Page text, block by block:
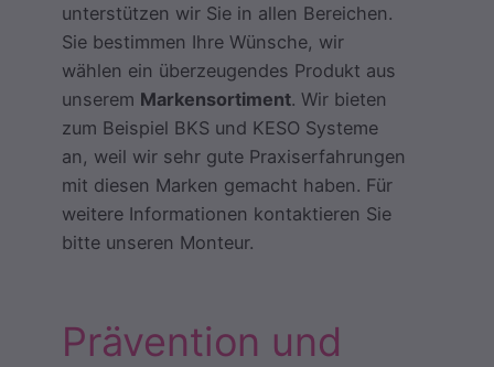
unterstützen wir Sie in allen Bereichen.
Sie bestimmen Ihre Wünsche, wir
wählen ein überzeugendes Produkt aus
unserem Markensortiment. Wir bieten
zum Beispiel BKS und KESO Systeme
an, weil wir sehr gute Praxiserfahrungen
mit diesen Marken gemacht haben. Für
weitere Informationen kontaktieren Sie
bitte unseren Monteur.
Prävention und